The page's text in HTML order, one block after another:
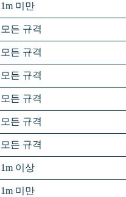
1m 미만
모든 규격
모든 규격
모든 규격
모든 규격
모든 규격
모든 규격
1m 이상
1m 미만